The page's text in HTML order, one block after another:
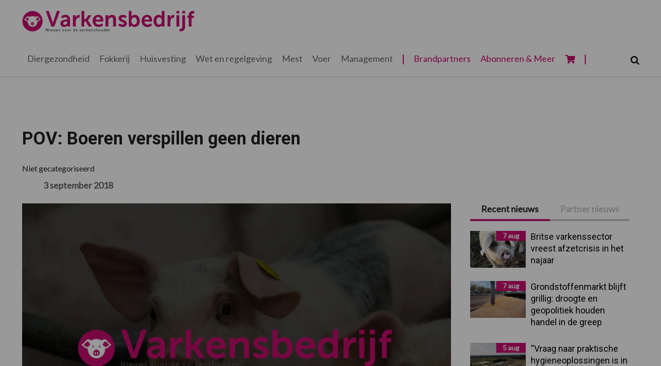
hoofdnavigatie
hoofd
eerste
voettekst
Varkensbedrijf.nl
Diergezondheid Fokkerij Huisvesting Wet en regelgeving Mest Voer Management Brandpartners Abonneren & Meer
POV: Boeren verspillen geen dieren
Niet gecategoriseerd
3 september 2018
Primaire
Sidebar
Recent nieuws Partner nieuws
7 aug
Britse varkenssector
vreest afzetcrisis in het
najaar
7 aug
Grondstoffenmarkt blijft
grillig: droogte en
geopolitiek houden
handel in de greep
5 aug
“Vraag naar praktische
hygieneoplossingen is in